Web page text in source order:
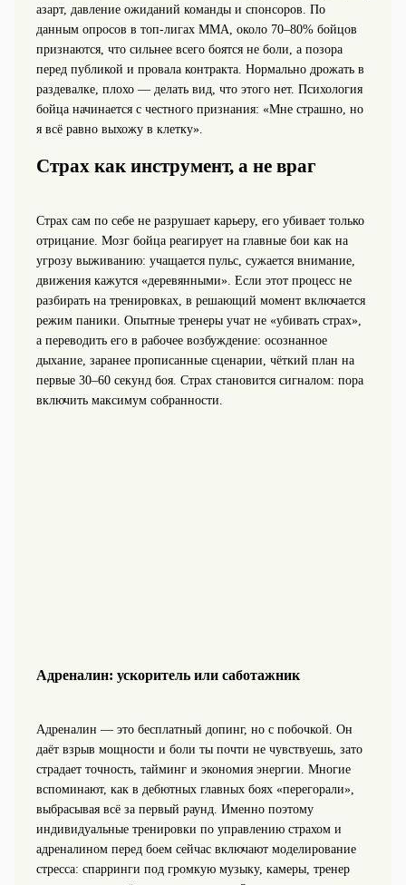
азарт, давление ожиданий команды и спонсоров. По
данным опросов в топ‑лигах ММА, около 70–80% бойцов
признаются, что сильнее всего боятся не боли, а позора
перед публикой и провала контракта. Нормально дрожать в
раздевалке, плохо — делать вид, что этого нет. Психология
бойца начинается с честного признания: «Мне страшно, но
я всё равно выхожу в клетку».
Страх как инструмент, а не враг
Страх сам по себе не разрушает карьеру, его убивает только
отрицание. Мозг бойца реагирует на главные бои как на
угрозу выживанию: учащается пульс, сужается внимание,
движения кажутся «деревянными». Если этот процесс не
разбирать на тренировках, в решающий момент включается
режим паники. Опытные тренеры учат не «убивать страх»,
а переводить его в рабочее возбуждение: осознанное
дыхание, заранее прописанные сценарии, чёткий план на
первые 30–60 секунд боя. Страх становится сигналом: пора
включить максимум собранности.
Адреналин: ускоритель или саботажник
Адреналин — это бесплатный допинг, но с побочкой. Он
даёт взрыв мощности и боли ты почти не чувствуешь, зато
страдает точность, тайминг и экономия энергии. Многие
вспоминают, как в дебютных главных боях «перегорали»,
выбрасывая всё за первый раунд. Именно поэтому
индивидуальные тренировки по управлению страхом и
адреналином перед боем сейчас включают моделирование
стресса: спарринги под громкую музыку, камеры, тренер